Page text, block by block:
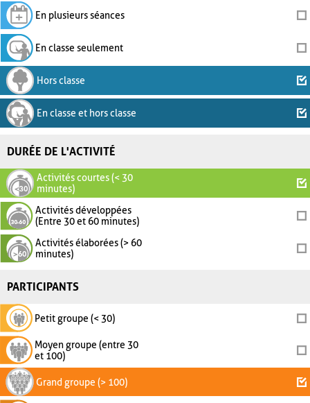
En plusieurs séances
En classe seulement
Hors classe
En classe et hors classe
DURÉE DE L'ACTIVITÉ
Activités courtes (< 30
minutes)
Activités développées
(Entre 30 et 60 minutes)
Activités élaborées (> 60
minutes)
PARTICIPANTS
Petit groupe (< 30)
Moyen groupe (entre 30
et 100)
Grand groupe (> 100)